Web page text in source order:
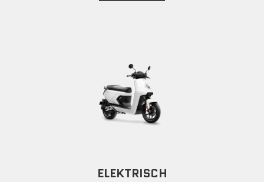
ELEKTRISCH